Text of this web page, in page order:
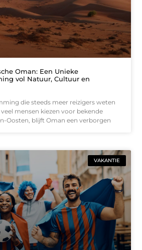
Oman: Een Unieke
vol Natuur, Cultuur en
die steeds meer reizigers weten
mensen kiezen voor bekende
Oosten, blijft Oman een verborgen
VAKANTIE